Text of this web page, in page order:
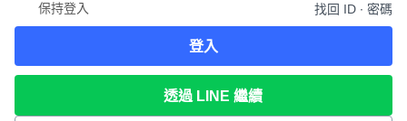
保持登入 找回 ID ∙ 密碼
登入
透過 LINE 繼續